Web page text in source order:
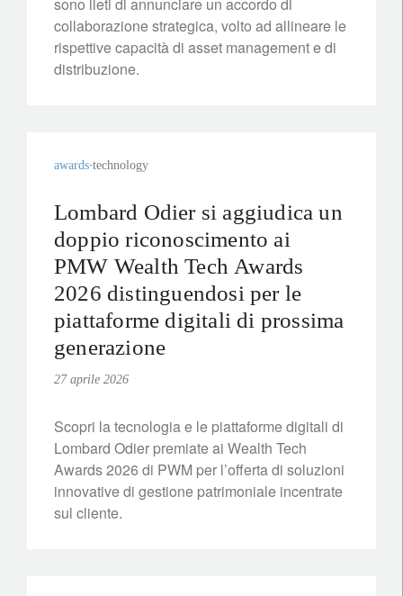
collaborazione strategica, volto ad allineare le
rispettive capacità di asset management e di
distribuzione.
awards technology
Lombard Odier si aggiudica un
doppio riconoscimento ai
PMW Wealth Tech Awards
2026 distinguendosi per le
piattaforme digitali di prossima
generazione
27 aprile 2026
Scopri la tecnologia e le piattaforme digitali di
Lombard Odier premiate ai Wealth Tech
Awards 2026 di PWM per l’offerta di soluzioni
innovative di gestione patrimoniale incentrate
sul cliente.